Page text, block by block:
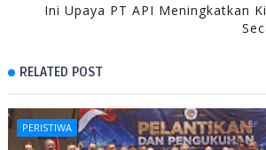
Ini Upaya PT API Meningkatkan
RELATED POST
PERISTIWA